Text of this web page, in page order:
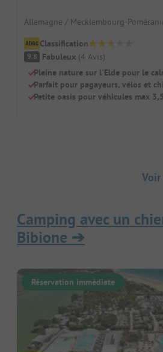
Allemagne / Mecklembourg-
Classification
9.8 Fabuleux (4 Avis)
Pleine nature sur l'Elde pour le
Parfait pour pagayeurs, vélos et
Petite oasis pour véhicules max
Camping avec un
Bibione ➔
Réservation immédiate